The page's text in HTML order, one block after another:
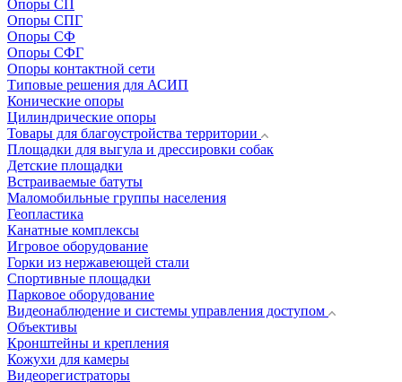
Опоры СП
Опоры СПГ
Опоры СФ
Опоры СФГ
Опоры контактной сети
Типовые решения для АСИП
Конические опоры
Цилиндрические опоры
Товары для благоустройства территории
Площадки для выгула и дрессировки собак
Детские площадки
Встраиваемые батуты
Маломобильные группы населения
Геопластика
Канатные комплексы
Игровое оборудование
Горки из нержавеющей стали
Спортивные площадки
Парковое оборудование
Видеонаблюдение и системы управления доступом
Объективы
Кронштейны и крепления
Кожухи для камеры
Видеорегистраторы